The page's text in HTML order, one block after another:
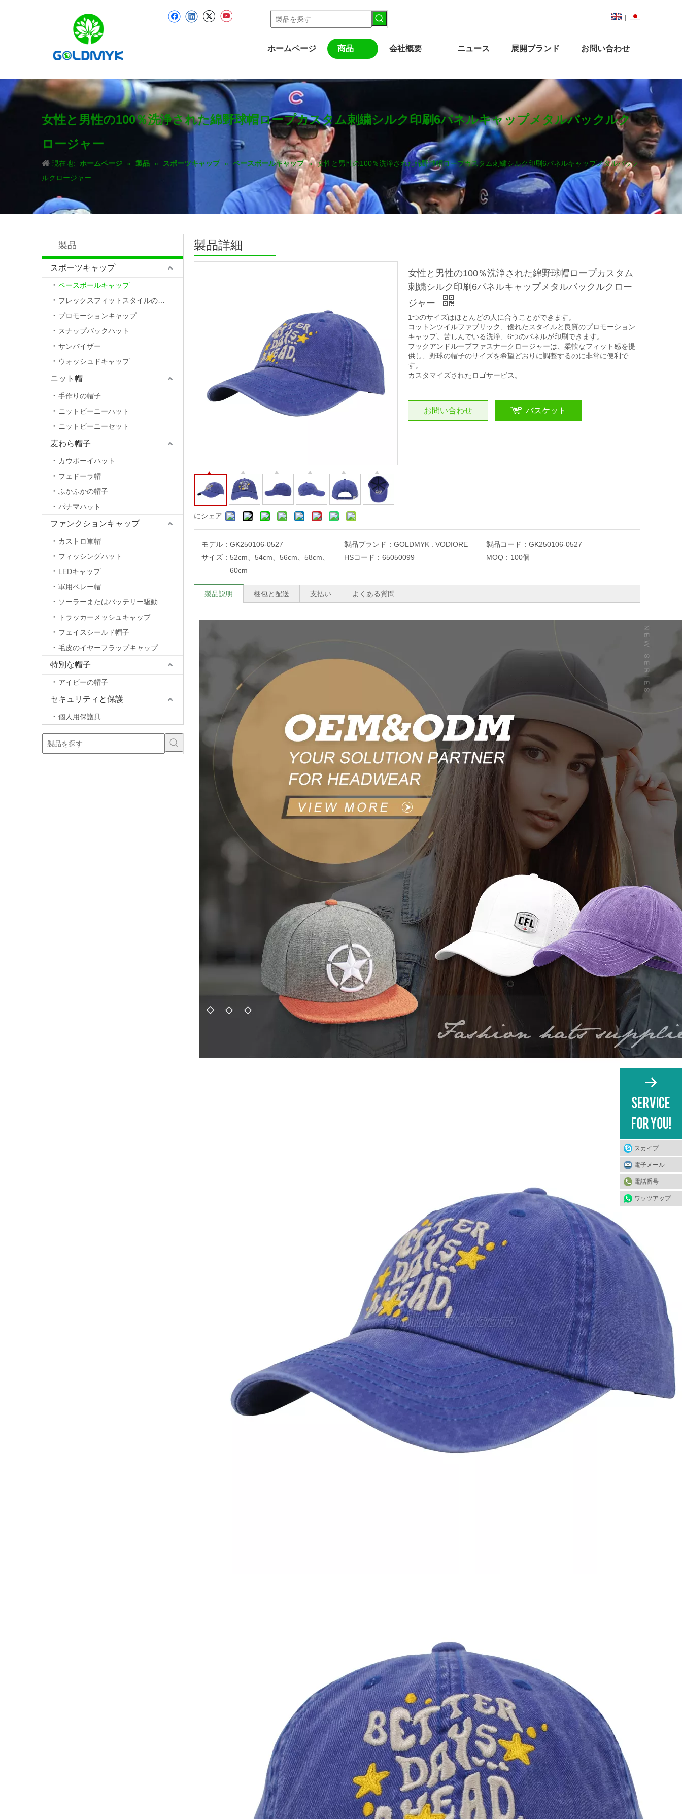
|
ホームページ 商品 会社概要 ニュース 展開ブランド お問い合わせ
女性と男性の100％洗浄された綿野球帽ロープカスタム刺繍シルク印刷6パネルキャップメタルバックルク
ロージャー
現在地: ホームページ » 製品 » スポーツキャップ » ベースボールキャップ » 女性と男性の100％洗浄された綿野球帽ロープカスタム刺繍シルク印刷6パネルキャップメタルバック
ルクロージャー
製品
スポーツキャップ
ベースボールキャップ
プロモーションキャップ
スナップバックハット
サンバイザー
ウォッシュドキャップ
ニット帽
手作りの帽子
ニットビーニーハット
ニットビーニーセット
麦わら帽子
カウボーイハット
フェドーラ帽
ふかふかの帽子
パナマハット
ファンクションキャップ
カストロ軍帽
フィッシングハット
LEDキャップ
軍用ベレー帽
トラッカーメッシュキャップ
フェイスシールド帽子
毛皮のイヤーフラップキャップ
特別な帽子
アイビーの帽子
セキュリティと保護
個人用保護具
製品詳細
にシェア:
女性と男性の100％洗浄された綿野球帽ロープカスタム
刺繍シルク印刷6パネルキャップメタルバックルクロー
ジャー
1つのサイズはほとんどの人に合うことができます。
コットンツイルファブリック、優れたスタイルと良質のプロモーション
キャップ。苦しんでいる洗浄、6つのパネルが印刷できます。
フックアンドループファスナークロージャーは、柔軟なフィット感を提
供し、野球の帽子のサイズを希望どおりに調整するのに非常に便利で
す。
カスタマイズされたロゴサービス。
お問い合わせ バスケット
モデル： GK250106-0527 製品ブランド： GOLDMYK . VODIORE 製品コード： GK250106-0527
サイズ： 52cm、54cm、56cm、58cm、
60cm
HSコード： 65050099 MOQ： 100個
製品説明 梱包と配送 支払い よくある質問
スカイプ
電子メール
電話番号
ワッツアップ